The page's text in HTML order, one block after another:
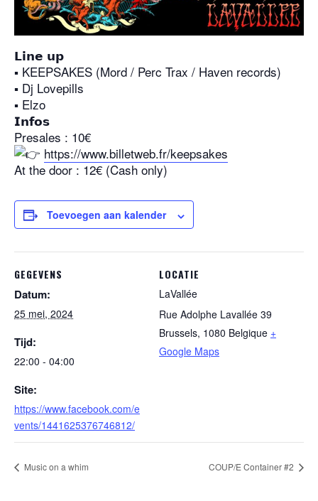
𝗟𝗶𝗻𝗲 𝘂𝗽
▪︎ KEEPSAKES (Mord / Perc Trax / Haven records)
▪︎ Dj Lovepills
▪︎ Elzo
𝗜𝗻𝗳𝗼𝘀
Presales : 10€
https://www.billetweb.fr/keepsakes
At the door : 12€ (Cash only)
Toevoegen aan kalender
GEGEVENS
Datum:
25 mei, 2024
Tijd:
22:00 - 04:00
Site:
https://www.facebook.com/e
vents/1441625376746812/
LOCATIE
LaVallée
Rue Adolphe Lavallée 39
Brussels, 1080 Belgique +
Google Maps
Music on a whim COUP/E Container #2